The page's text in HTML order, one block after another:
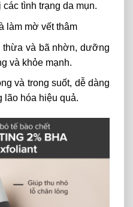
tình trạng da mụn.
làm mờ vết thâm
thừa và bã nhờn, dưỡng
và khỏe mạnh.
và trong suốt, dễ dàng
lão hóa hiệu quả.